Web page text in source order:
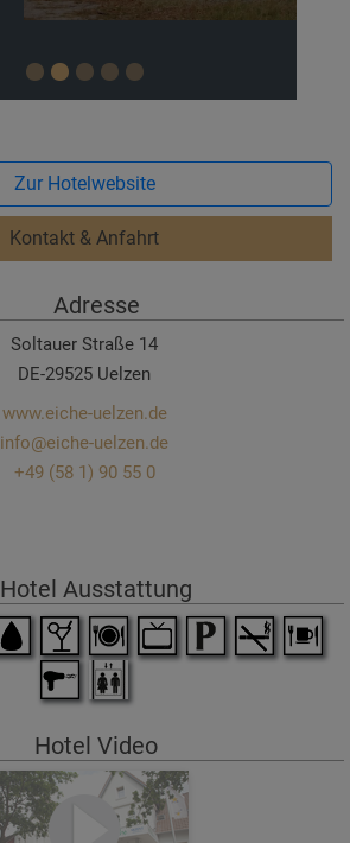
Zur Hotelwebsite
Kontakt & Anfahrt
Adresse
Soltauer Straße 14
DE-29525 Uelzen
www.eiche-uelzen.de
info@eiche-uelzen.de
+49 (58 1) 90 55 0
Hotel Ausstattung
Hotel Video